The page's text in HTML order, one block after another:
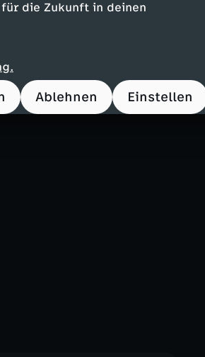
die Zukunft in deinen
Ablehnen Einstellen